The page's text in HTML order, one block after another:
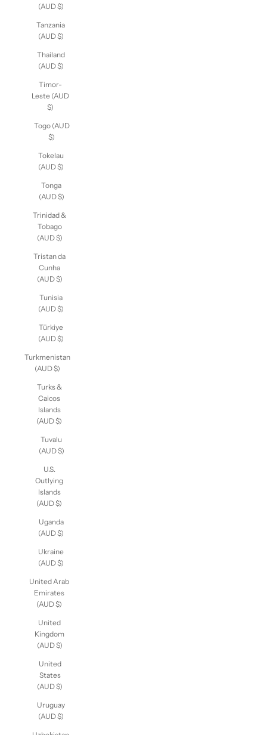
(AUD $)
Tanzania
(AUD $)
Thailand
(AUD $)
Timor-
Leste (AUD
$)
Togo (AUD
$)
Tokelau
(AUD $)
Tonga
(AUD $)
Trinidad &
Tobago
(AUD $)
Tristan da
Cunha
(AUD $)
Tunisia
(AUD $)
Türkiye
(AUD $)
Turkmenistan
(AUD $)
Turks &
Caicos
Islands
(AUD $)
Tuvalu
(AUD $)
U.S.
Outlying
Islands
(AUD $)
Uganda
(AUD $)
Ukraine
(AUD $)
United Arab
Emirates
(AUD $)
United
Kingdom
(AUD $)
United
States
(AUD $)
Uruguay
(AUD $)